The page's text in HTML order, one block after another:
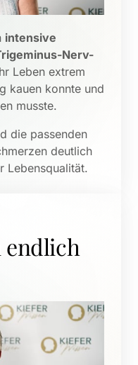
intensive
Nerv-
Leben extrem
kauen konnte und
musste.
die passenden
deutlich
Lebensqualität.
endlich